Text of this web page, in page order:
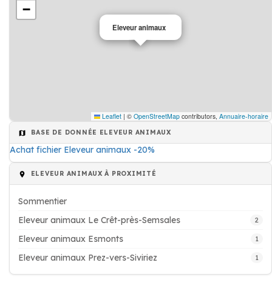
Eleveur animaux
−
Leaflet | © OpenStreetMap contributors, Annuaire-horaire
BASE DE DONNÉE ELEVEUR ANIMAUX
Achat fichier Eleveur animaux -20%
ELEVEUR ANIMAUX À PROXIMITÉ
Sommentier
Eleveur animaux Le Crêt-près-Semsales
2
Eleveur animaux Esmonts 1
Eleveur animaux Prez-vers-Siviriez 1